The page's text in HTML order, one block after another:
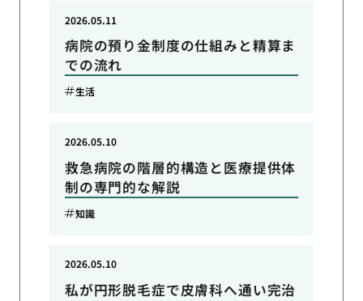
病院の預り金制度の仕組みと精算ま
での流れ
2026.05.11
生活
救急病院の階層的構造と医療提供体
制の専門的な解説
2026.05.10
知識
私が円形脱毛症で皮膚科へ通い完治
2026.05.10